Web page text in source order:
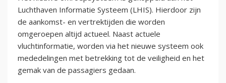
Luchthaven Informatie Systeem (LHIS). Hierdoor zijn
de aankomst- en vertrektijden die worden
omgeroepen altijd actueel. Naast actuele
vluchtinformatie, worden via het nieuwe systeem ook
mededelingen met betrekking tot de veiligheid en het
gemak van de passagiers gedaan.